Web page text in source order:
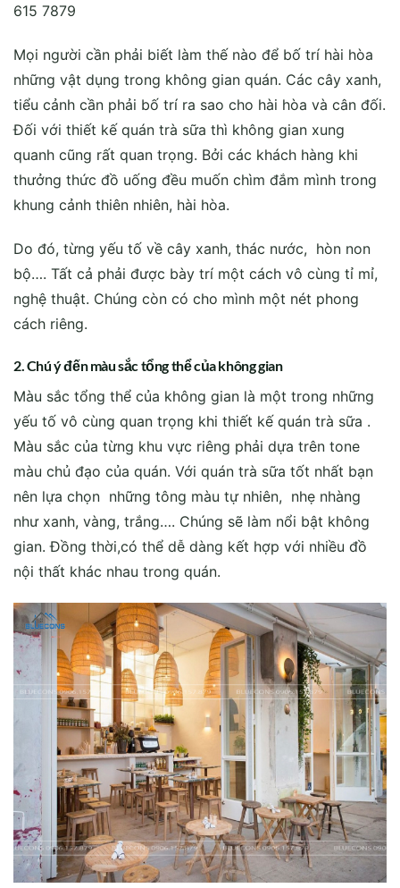
615 7879
Mọi người cần phải biết làm thế nào để bố trí hài hòa
những vật dụng trong không gian quán. Các cây xanh,
tiểu cảnh cần phải bố trí ra sao cho hài hòa và cân đối.
Đối với thiết kế quán trà sữa thì không gian xung
quanh cũng rất quan trọng. Bởi các khách hàng khi
thưởng thức đồ uống đều muốn chìm đắm mình trong
khung cảnh thiên nhiên, hài hòa.
Do đó, từng yếu tố về cây xanh, thác nước, hòn non
bộ…. Tất cả phải được bày trí một cách vô cùng tỉ mỉ,
nghệ thuật. Chúng còn có cho mình một nét phong
cách riêng.
2. Chú ý đến màu sắc tổng thể của không gian
Màu sắc tổng thể của không gian là một trong những
yếu tố vô cùng quan trọng khi thiết kế quán trà sữa .
Màu sắc của từng khu vực riêng phải dựa trên tone
màu chủ đạo của quán. Với quán trà sữa tốt nhất bạn
nên lựa chọn những tông màu tự nhiên, nhẹ nhàng
như xanh, vàng, trắng…. Chúng sẽ làm nổi bật không
gian. Đồng thời,có thể dễ dàng kết hợp với nhiều đồ
nội thất khác nhau trong quán.